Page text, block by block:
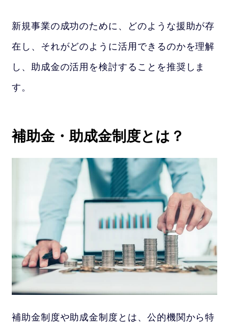
新規事業の成功のために、どのような援助が存
在し、それがどのように活用できるのかを理解
し、助成金の活用を検討することを推奨しま
す。
補助金・助成金制度とは？
補助金制度や助成金制度とは、公的機関から特